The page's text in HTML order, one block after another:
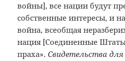
войны], все нации будут
собственные интересы, и
война, всеобщая
нация [Соединенные
праха».Свидетельства